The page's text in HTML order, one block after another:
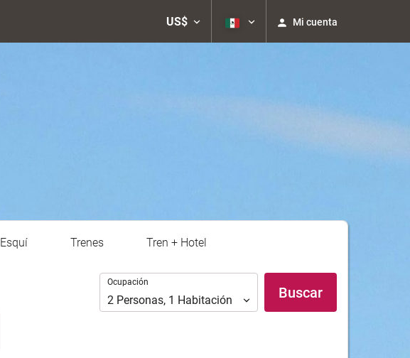
US$ Mi cuenta
Esquí Trenes Tren + Hotel
Ocupación
Ocupación
2 Personas, 1 Habitación Buscar